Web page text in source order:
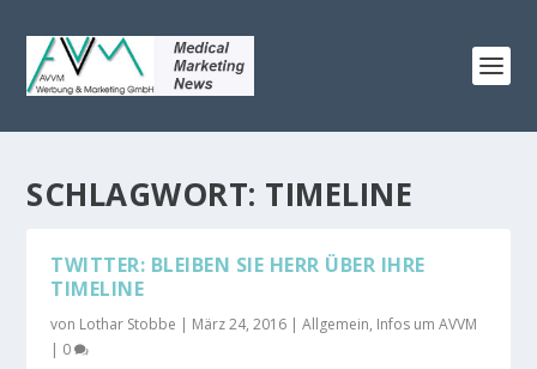
SCHLAGWORT: TIMELINE
TWITTER: BLEIBEN SIE HERR ÜBER IHRE
TIMELINE
von Lothar Stobbe | März 24, 2016 |Allgemein, Infos um AVVM
| 0